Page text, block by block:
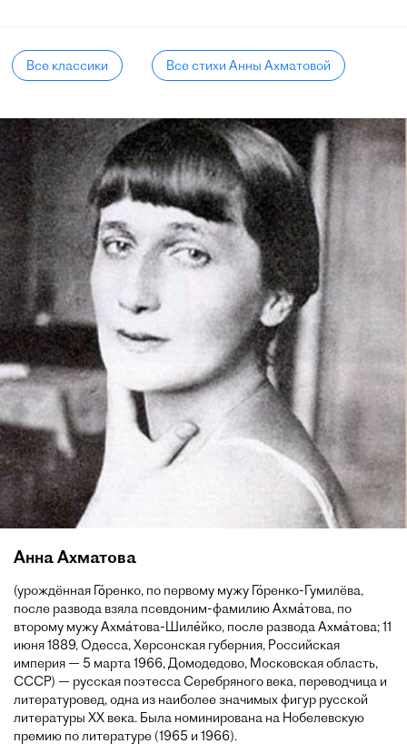
Все классики Все стихи Анны Ахматовой
Анна Ахматова
(урождённая Го́ренко, по первому мужу Го́ренко-Гумилёва,
после развода взяла псевдоним-фамилию Ахма́това, по
второму мужу Ахма́това-Шиле́йко, после развода Ахма́това; 11
июня 1889, Одесса, Херсонская губерния, Российская
империя — 5 марта 1966, Домодедово, Московская область,
СССР) — русская поэтесса Серебряного века, переводчица и
литературовед, одна из наиболее значимых фигур русской
литературы XX века. Была номинирована на Нобелевскую
премию по литературе (1965 и 1966).